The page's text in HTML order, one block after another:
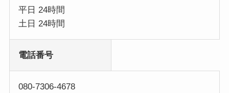
平日 24時間
土日 24時間
電話番号
080-7306-4678